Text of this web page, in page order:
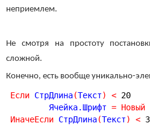
неприемлем.
Не смотря на простоту
сложной.
Конечно, есть вообще уникально-
Если СтрДлина(Текст) < 20
	Ячейка.Шрифт
= Новый
ИначеЕсли СтрДлина(Текст) <